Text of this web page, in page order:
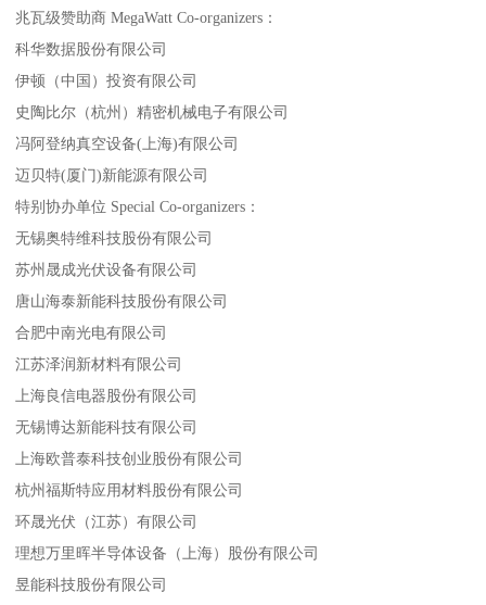
兆瓦级赞助商 MegaWatt Co-organizers：
科华数据股份有限公司
伊顿（中国）投资有限公司
史陶比尔（杭州）精密机械电子有限公司
冯阿登纳真空设备(上海)有限公司
迈贝特(厦门)新能源有限公司
特别协办单位 Special Co-organizers：
无锡奥特维科技股份有限公司
苏州晟成光伏设备有限公司
唐山海泰新能科技股份有限公司
合肥中南光电有限公司
江苏泽润新材料有限公司
上海良信电器股份有限公司
无锡博达新能科技有限公司
上海欧普泰科技创业股份有限公司
杭州福斯特应用材料股份有限公司
环晟光伏（江苏）有限公司
理想万里晖半导体设备（上海）股份有限公司
昱能科技股份有限公司